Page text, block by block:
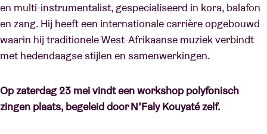
en multi-instrumentalist, gespecialiseerd in kora, balafon
en zang. Hij heeft een internationale carrière opgebouwd
waarin hij traditionele West-Afrikaanse muziek verbindt
met hedendaagse stijlen en samenwerkingen.
Op zaterdag 23 mei vindt een workshop polyfonisch
zingen plaats, begeleid door N’Faly Kouyaté zelf.